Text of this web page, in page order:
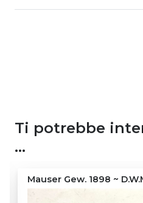
Ti potrebbe
…
Mauser Gew. 1898 ~